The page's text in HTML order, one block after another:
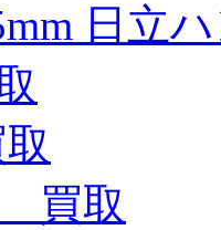
日立
買取